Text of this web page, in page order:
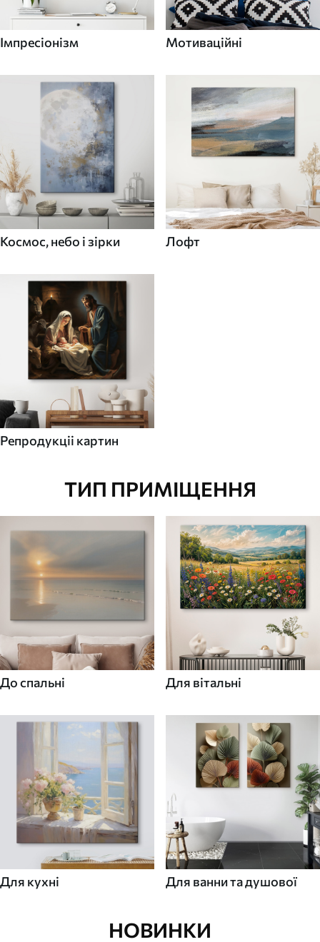
Імпресіонізм Мотиваційні
Космос, небо і зірки Лофт
Репродукціі картин
ТИП ПРИМІЩЕННЯ
До спальні Для вітальні
Для кухні Для ванни та душової
НОВИНКИ